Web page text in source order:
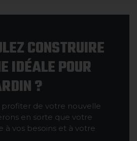
CONSTRUIRE
IDÉALE POUR
?
de votre nouvelle
en sorte que votre
à vos besoins et à votre